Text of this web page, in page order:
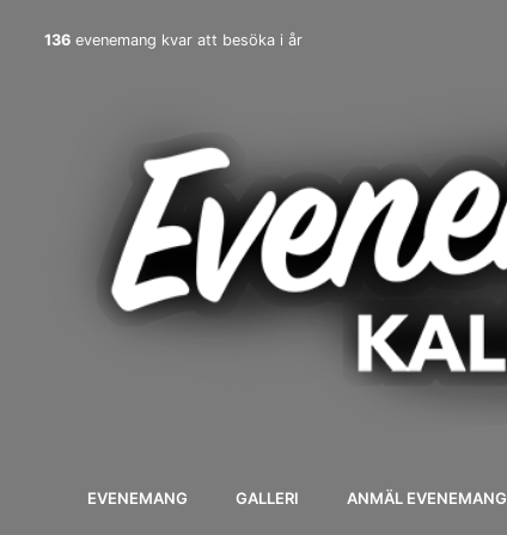
136 evenemang kvar att besöka i år
EVENEMANG GALLERI ANMÄL EVENEMANG